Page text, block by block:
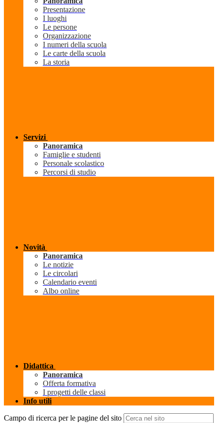
Presentazione
I luoghi
Le persone
Organizzazione
I numeri della scuola
Le carte della scuola
La storia
Servizi
Panoramica
Famiglie e studenti
Personale scolastico
Percorsi di studio
Novità
Panoramica
Le notizie
Le circolari
Calendario eventi
Albo online
Didattica
Panoramica
Offerta formativa
I progetti delle classi
Info utili
Campo di ricerca per le pagine del sito